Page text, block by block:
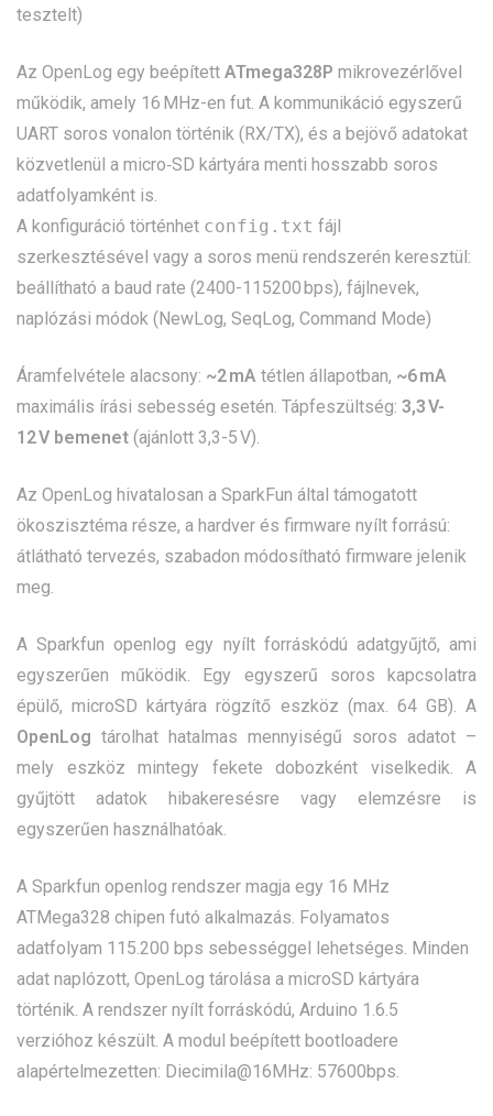
tesztelt)
Az OpenLog egy beépített ATmega328P mikrovezérlővel
működik, amely 16 MHz-en fut. A kommunikáció egyszerű
UART soros vonalon történik (RX/TX), és a bejövő adatokat
közvetlenül a micro‑SD kártyára menti hosszabb soros
adatfolyamként is.
A konfiguráció történhet config.txt fájl
szerkesztésével vagy a soros menü rendszerén keresztül:
beállítható a baud rate (2400-115200 bps), fájlnevek,
naplózási módok (NewLog, SeqLog, Command Mode)
Áramfelvétele alacsony: ~2 mA tétlen állapotban, ~6 mA
maximális írási sebesség esetén. Tápfeszültség: 3,3 V-
12 V bemenet (ajánlott 3,3-5 V).
Az OpenLog hivatalosan a SparkFun által támogatott
ökoszisztéma része, a hardver és firmware nyílt forrású:
átlátható tervezés, szabadon módosítható firmware jelenik
meg.
A Sparkfun openlog egy nyílt forráskódú adatgyűjtő, ami
egyszerűen működik. Egy egyszerű soros kapcsolatra
épülő, microSD kártyára rögzítő eszköz (max. 64 GB). A
OpenLog tárolhat hatalmas mennyiségű soros adatot –
mely eszköz mintegy fekete dobozként viselkedik. A
gyűjtött adatok hibakeresésre vagy elemzésre is
egyszerűen használhatóak.
A Sparkfun openlog rendszer magja egy 16 MHz
ATMega328 chipen futó alkalmazás. Folyamatos
adatfolyam 115.200 bps sebességgel lehetséges. Minden
adat naplózott, OpenLog tárolása a microSD kártyára
történik. A rendszer nyílt forráskódú, Arduino 1.6.5
verzióhoz készült. A modul beépített bootloadere
alapértelmezetten: Diecimila@16MHz: 57600bps.